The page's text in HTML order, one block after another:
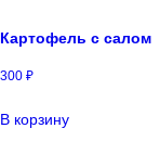
Картофель с салом
300 ₽
В корзину